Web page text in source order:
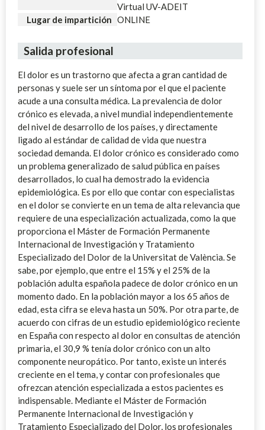
Virtual UV-ADEIT
Lugar de impartición ONLINE
Salida profesional
El dolor es un trastorno que afecta a gran cantidad de
personas y suele ser un síntoma por el que el paciente
acude a una consulta médica. La prevalencia de dolor
crónico es elevada, a nivel mundial independientemente
del nivel de desarrollo de los países, y directamente
ligado al estándar de calidad de vida que nuestra
sociedad demanda. El dolor crónico es considerado como
un problema generalizado de salud pública en países
desarrollados, lo cual ha demostrado la evidencia
epidemiológica. Es por ello que contar con especialistas
en el dolor se convierte en un tema de alta relevancia que
requiere de una especialización actualizada, como la que
proporciona el Máster de Formación Permanente
Internacional de Investigación y Tratamiento
Especializado del Dolor de la Universitat de València. Se
sabe, por ejemplo, que entre el 15% y el 25% de la
población adulta española padece de dolor crónico en un
momento dado. En la población mayor a los 65 años de
edad, esta cifra se eleva hasta un 50%. Por otra parte, de
acuerdo con cifras de un estudio epidemiológico reciente
en España con respecto al dolor en consultas de atención
primaria, el 30,9 % tenía dolor crónico con un alto
componente neuropático. Por tanto, existe un interés
creciente en el tema, y contar con profesionales que
ofrezcan atención especializada a estos pacientes es
indispensable. Mediante el Máster de Formación
Permanente Internacional de Investigación y
Tratamiento Especializado del Dolor, los profesionales